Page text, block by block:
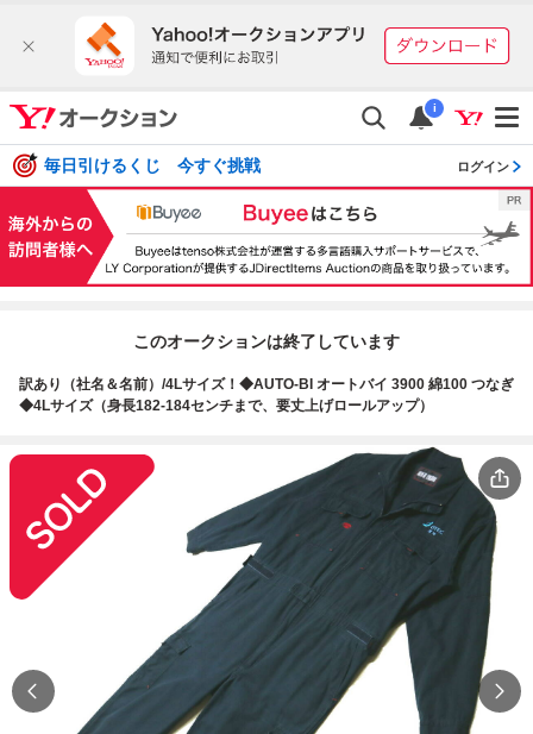
i
毎日引けるくじ 今すぐ挑戦 ログイン
このオークションは終了しています
訳あり（社名＆名前）/4Lサイズ！◆AUTO-BI オートバイ 3900 綿100 つなぎ
◆4Lサイズ（身長182-184センチまで、要丈上げロールアップ）